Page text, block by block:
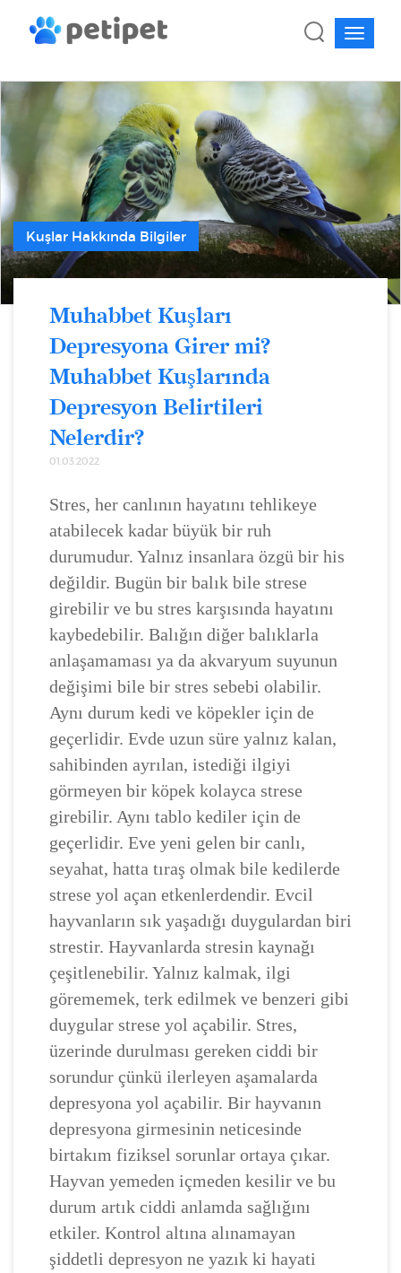
Kuşlar Hakkında Bilgiler
Muhabbet Kuşları
Depresyona Girer mi?
Muhabbet Kuşlarında
Depresyon Belirtileri
Nelerdir?
01.03.2022
Stres, her canlının hayatını tehlikeye
atabilecek kadar büyük bir ruh
durumudur. Yalnız insanlara özgü bir his
değildir. Bugün bir balık bile strese
girebilir ve bu stres karşısında hayatını
kaybedebilir. Balığın diğer balıklarla
anlaşamaması ya da akvaryum suyunun
değişimi bile bir stres sebebi olabilir.
Aynı durum kedi ve köpekler için de
geçerlidir. Evde uzun süre yalnız kalan,
sahibinden ayrılan, istediği ilgiyi
görmeyen bir köpek kolayca strese
girebilir. Aynı tablo kediler için de
geçerlidir. Eve yeni gelen bir canlı,
seyahat, hatta tıraş olmak bile kedilerde
strese yol açan etkenlerdendir. Evcil
hayvanların sık yaşadığı duygulardan biri
strestir. Hayvanlarda stresin kaynağı
çeşitlenebilir. Yalnız kalmak, ilgi
görememek, terk edilmek ve benzeri gibi
duygular strese yol açabilir. Stres,
üzerinde durulması gereken ciddi bir
sorundur çünkü ilerleyen aşamalarda
depresyona yol açabilir. Bir hayvanın
depresyona girmesinin neticesinde
birtakım fiziksel sorunlar ortaya çıkar.
Hayvan yemeden içmeden kesilir ve bu
durum artık ciddi anlamda sağlığını
etkiler. Kontrol altına alınamayan
şiddetli depresyon ne yazık ki hayati